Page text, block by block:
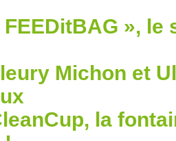
FEEDitBAG », le
Michon et
la